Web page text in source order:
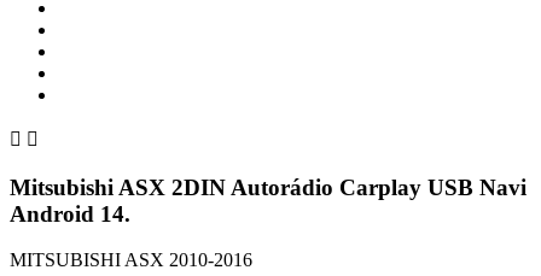
 
Mitsubishi ASX 2DIN Autorádio Carplay USB Navi
Android 14.
MITSUBISHI ASX 2010-2016